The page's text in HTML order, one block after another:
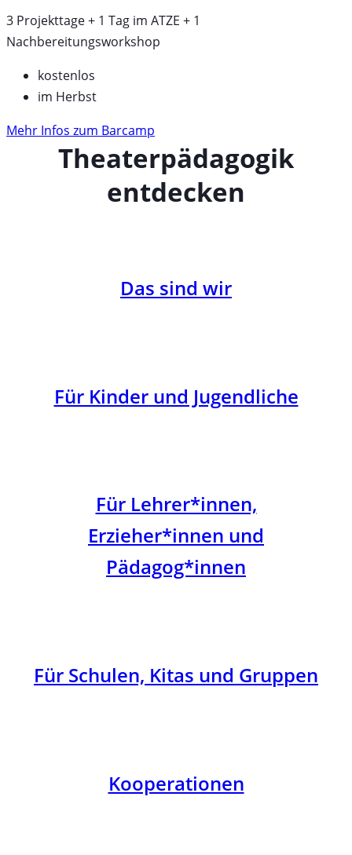
3 Projekttage + 1 Tag im ATZE + 1
Nachbereitungsworkshop
kostenlos
im Herbst
Mehr Infos zum Barcamp
Theaterpädagogik
entdecken
Das sind wir
Für Kinder und Jugendliche
Für Lehrer*innen,
Erzieher*innen und
Pädagog*innen
Für Schulen, Kitas und Gruppen
Kooperationen